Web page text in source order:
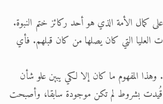
كمال الأمة الذي هو أحد ركائز ختم النبوة.
العليا التي كان يصلها من كان قبلهم. فأي
المفهوم ما كان إلا لكي يبين علو شأن
قد قُيدت بشروط لم تكن موجودة سابقا، وأصبحت